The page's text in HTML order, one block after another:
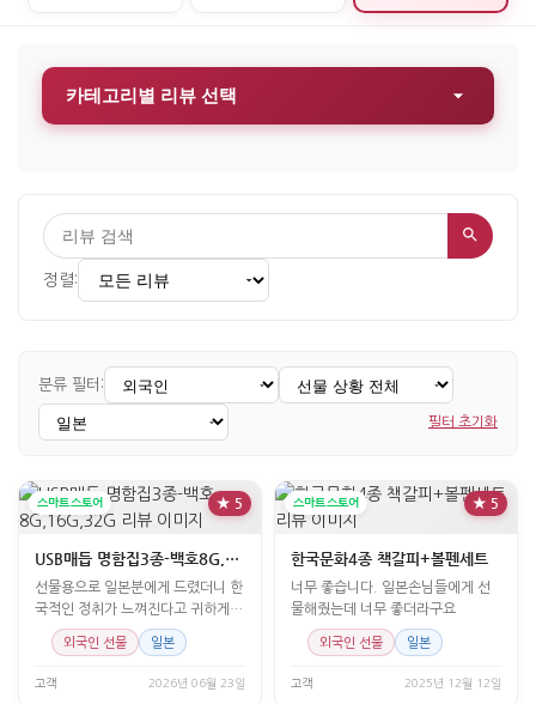
카테고리별 리뷰 선택
정렬:
분류 필터:
필터 초기화
스마트스토어 ★ 5
USB매듭 명함집3종-백호8G,16G,32G
선물용으로 일본분에게 드렸더니 한
국적인 정취가 느껴진다고 귀하게
쓰시겠다고 하셔서 구내하길
외국인 선물 일본
고객 2026년 06월 23일
스마트스토어 ★ 5
한국문화4종 책갈피+볼펜세트
너무 좋습니다. 일본손님들에게 선
물해줬는데 너무 좋더라구요
외국인 선물 일본
고객 2025년 12월 12일